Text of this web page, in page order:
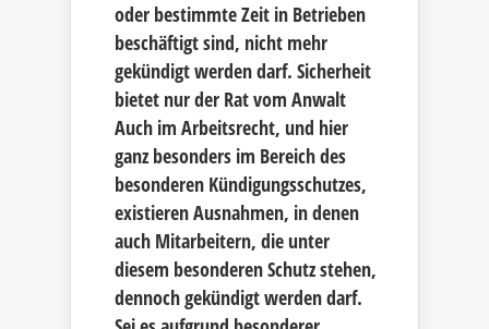
oder bestimmte Zeit in Betrieben
beschäftigt sind, nicht mehr
gekündigt werden darf. Sicherheit
bietet nur der Rat vom Anwalt
Auch im Arbeitsrecht, und hier
ganz besonders im Bereich des
besonderen Kündigungsschutzes,
existieren Ausnahmen, in denen
auch Mitarbeitern, die unter
diesem besonderen Schutz stehen,
dennoch gekündigt werden darf.